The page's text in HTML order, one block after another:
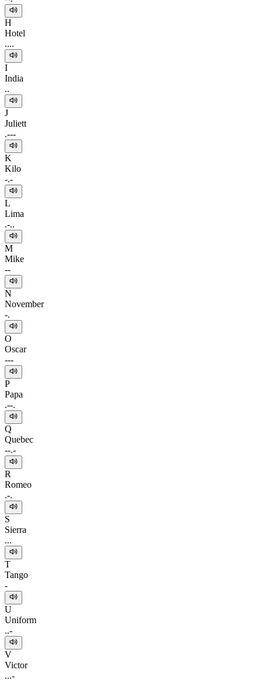
H
Hotel
....
I
India
..
J
Juliett
.---
K
Kilo
-.-
L
Lima
.-..
M
Mike
--
N
November
-.
O
Oscar
---
P
Papa
.--.
Q
Quebec
--.-
R
Romeo
.-.
S
Sierra
...
T
Tango
-
U
Uniform
..-
V
Victor
...-